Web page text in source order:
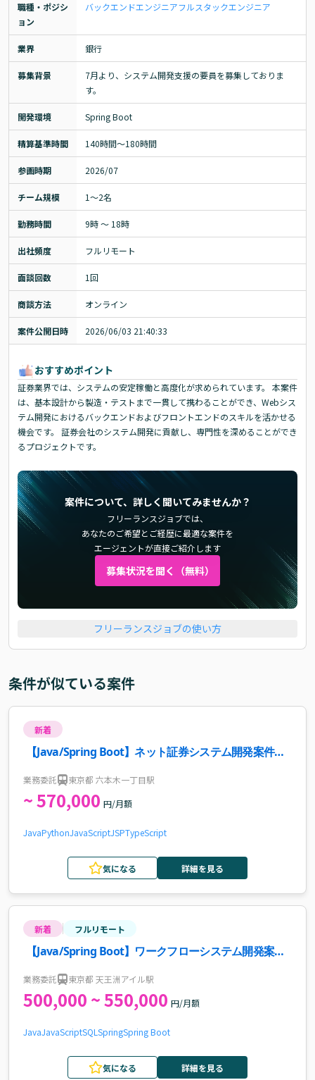
職種・ポジシ
ョン
バックエンドエンジニアフルスタックエンジニア
業界 銀行
募集背景
7月より、システム開発支援の要員を募集しておりま
す。
開発環境 Spring Boot
精算基準時間 140時間〜180時間
参画時期 2026/07
チーム規模 1～2名
勤務時間 9時 ～ 18時
出社頻度 フルリモート
面談回数 1回
商談方法 オンライン
案件公開日時 2026/06/03 21:40:33
おすすめポイント
証券業界では、システムの安定稼働と高度化が求められています。 本案件
は、基本設計から製造・テストまで一貫して携わることができ、Webシス
テム開発におけるバックエンドおよびフロントエンドのスキルを活かせる
機会です。 証券会社のシステム開発に貢献し、専門性を深めることができ
るプロジェクトです。
案件について、詳しく聞いてみませんか？
フリーランスジョブでは、
あなたのご希望とご経歴に最適な案件を
エージェントが直接ご紹介します
募集状況を聞く（無料）
フリーランスジョブの使い方
条件が似ている案件
新着
【Java/Spring Boot】ネット証券システム開発案件・
業務委託 東京都 六本木一丁目駅
~ 570,000 円/月額
JavaPythonJavaScriptJSPTypeScript
気になる 詳細を見る
新着 フルリモート
【Java/Spring Boot】ワークフローシステム開発案
業務委託 東京都 天王洲アイル駅
500,000 ~ 550,000 円/月額
JavaJavaScriptSQL SpringSpring Boot
気になる 詳細を見る